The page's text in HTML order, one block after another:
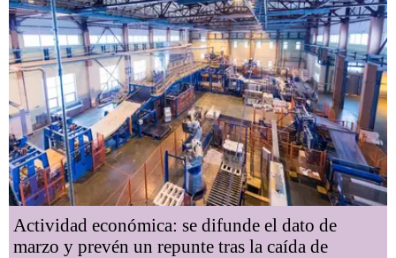
Actividad económica: se difunde el dato de
marzo y prevén un repunte tras la caída de